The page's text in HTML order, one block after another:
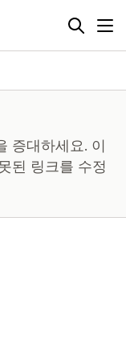
증대하세요. 이
된 링크를 수정